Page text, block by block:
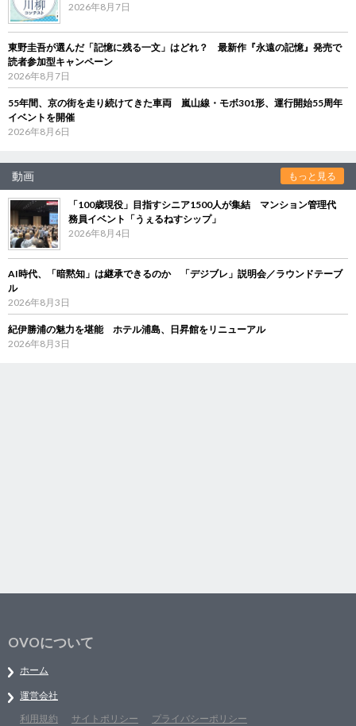
2026年8月7日
東野圭吾が選んだ「記憶に残る一文」はどれ？ 最新作『永遠の記憶』発売で
読者参加型キャンペーン
2026年8月7日
55年間、京の街を走り続けてきた車両 嵐山線・モボ301形、運行開始55周年
イベントを開催
2026年8月6日
動画 もっと見る
「100歳現役」目指すシニア1500人が集結 マンション管理代
務員イベント「うぇるねすシップ」
2026年8月4日
AI時代、「暗黙知」は継承できるのか 「デジブレ」説明会／ラウンドテーブ
ル
2026年8月3日
紀伊勝浦の魅力を堪能 ホテル浦島、日昇館をリニューアル
2026年8月3日
OVOについて
ホーム
運営会社
利用規約
サイトポリシー プライバシーポリシー